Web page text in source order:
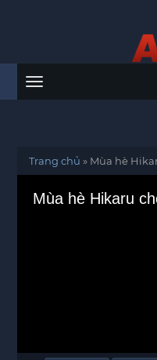
Menu
Trang chủ » Mùa hè
Mùa hè Hikaru